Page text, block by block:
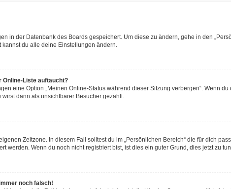
in der Datenbank des Boards gespeichert. Um diese zu ändern, gehe in den
du alle deine Einstellungen ändern.
Online-Liste auftaucht?
eine Option „Meinen Online-Status während dieser Sitzung verbergen“. Wenn
dann als unsichtbarer Besucher gezählt.
Zeitzone. In diesem Fall solltest du im „Persönlichen Bereich“ die für dich
werden. Wenn du noch nicht registriert bist, ist dies ein guter Grund, dies jetzt zu
noch falsch!